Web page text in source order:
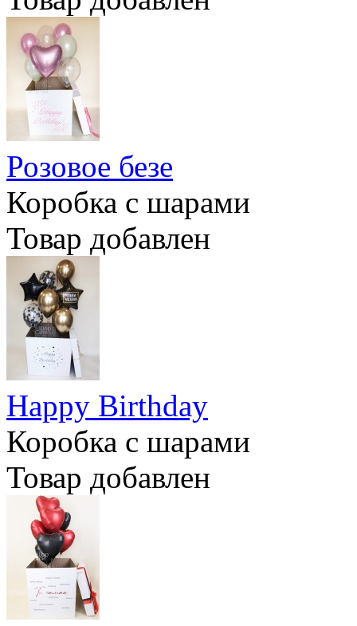
Розовое безе
Коробка с шарами
Товар добавлен
Happy Birthday
Коробка с шарами
Товар добавлен